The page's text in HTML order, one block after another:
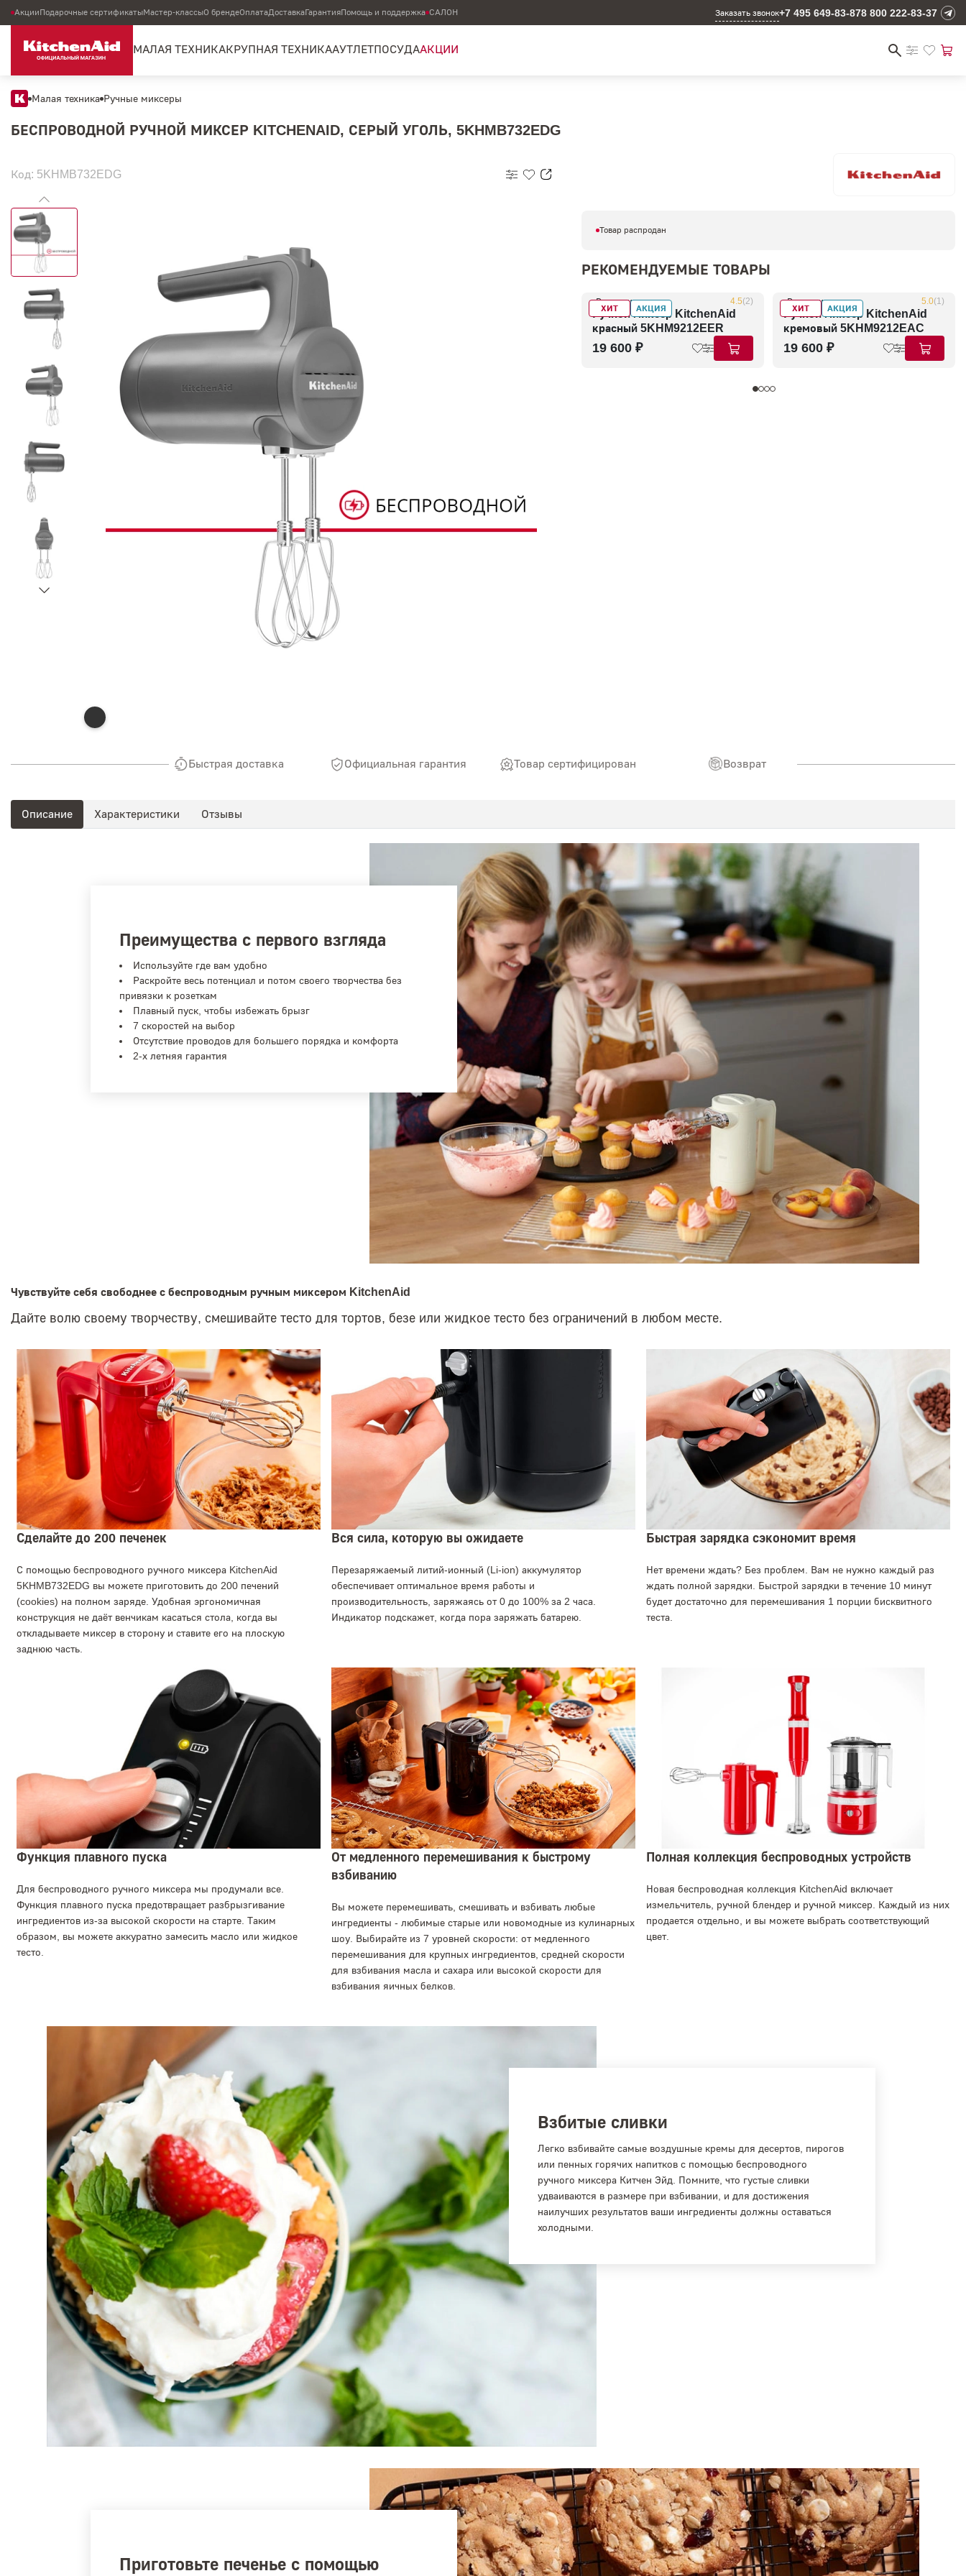
АкцииПодарочные сертификатыМастер-классыО брендеОплатаДоставкаГарантияПомощь и поддержка САЛОН Заказать звонок+7 495 649-83-878 800 222-83-37
МАЛАЯ ТЕХНИКАКРУПНАЯ ТЕХНИКААУТЛЕТПОСУДААКЦИИ
Малая техника Ручные миксеры
БЕСПРОВОДНОЙ РУЧНОЙ МИКСЕР KITCHENAID, СЕРЫЙ УГОЛЬ, 5KHMB732EDG
Код: 5KHMB732EDG
Товар распродан
РЕКОМЕНДУЕМЫЕ ТОВАРЫ
ХИТ АКЦИЯ
В наличии 4.5(2)
Ручной миксер KitchenAid
красный 5KHM9212EER
19 600 ₽
ХИТ АКЦИЯ
В наличии 5.0(1)
Ручной миксер KitchenAid
кремовый 5KHM9212EAC
19 600 ₽
Быстрая доставка Официальная гарантия Товар сертифицирован Возврат
Описание Характеристики Отзывы
Преимущества с первого взгляда
Используйте где вам удобно
Раскройте весь потенциал и потом своего творчества без
привязки к розеткам
Плавный пуск, чтобы избежать брызг
7 скоростей на выбор
Отсутствие проводов для большего порядка и комфорта
2-х летняя гарантия
Чувствуйте себя свободнее с беспроводным ручным миксером KitchenAid
Дайте волю своему творчеству, смешивайте тесто для тортов, безе или жидкое тесто без ограничений в любом месте.
Сделайте до 200 печенек
С помощью беспроводного ручного миксера KitchenAid
5KHMB732EDG вы можете приготовить до 200 печений
(cookies) на полном заряде. Удобная эргономичная
конструкция не даёт венчикам касаться стола, когда вы
откладываете миксер в сторону и ставите его на плоскую
заднюю часть.
Вся сила, которую вы ожидаете
Перезаряжаемый литий-ионный (Li-ion) аккумулятор
обеспечивает оптимальное время работы и
производительность, заряжаясь от 0 до 100% за 2 часа.
Индикатор подскажет, когда пора заряжать батарею.
Быстрая зарядка сэкономит время
Нет времени ждать? Без проблем. Вам не нужно каждый раз
ждать полной зарядки. Быстрой зарядки в течение 10 минут
будет достаточно для перемешивания 1 порции бисквитного
теста.
Функция плавного пуска
Для беспроводного ручного миксера мы продумали все.
Функция плавного пуска предотвращает разбрызгивание
ингредиентов из-за высокой скорости на старте. Таким
образом, вы можете аккуратно замесить масло или жидкое
тесто.
От медленного перемешивания к быстрому
взбиванию
Вы можете перемешивать, смешивать и взбивать любые
ингредиенты - любимые старые или новомодные из кулинарных
шоу. Выбирайте из 7 уровней скорости: от медленного
перемешивания для крупных ингредиентов, средней скорости
для взбивания масла и сахара или высокой скорости для
взбивания яичных белков.
Полная коллекция беспроводных устройств
Новая беспроводная коллекция KitchenAid включает
измельчитель, ручной блендер и ручной миксер. Каждый из них
продается отдельно, и вы можете выбрать соответствующий
цвет.
Взбитые сливки
Легко взбивайте самые воздушные кремы для десертов, пирогов
или пенных горячих напитков с помощью беспроводного
ручного миксера Китчен Эйд. Помните, что густые сливки
удваиваются в размере при взбивании, и для достижения
наилучших результатов ваши ингредиенты должны оставаться
холодными.
Приготовьте печенье с помощью